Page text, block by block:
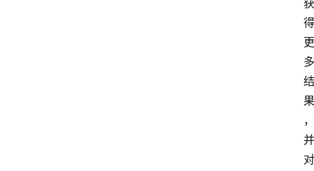
获
得
更
多
结
果
，
并
对